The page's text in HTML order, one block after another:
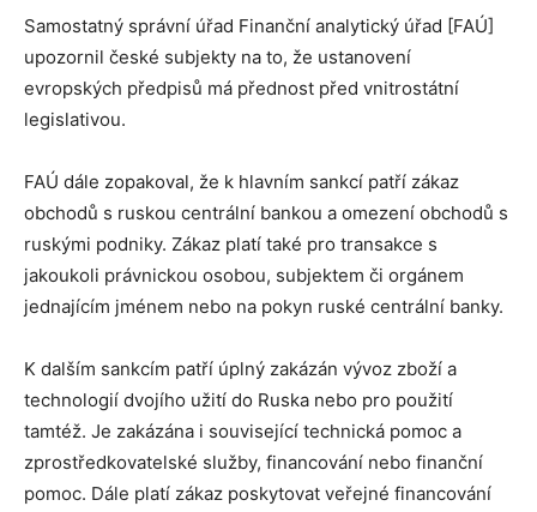
Samostatný správní úřad Finanční analytický úřad [FAÚ]
upozornil české subjekty na to, že ustanovení
evropských předpisů má přednost před vnitrostátní
legislativou.
FAÚ dále zopakoval, že k hlavním sankcí patří zákaz
obchodů s ruskou centrální bankou a omezení obchodů s
ruskými podniky. Zákaz platí také pro transakce s
jakoukoli právnickou osobou, subjektem či orgánem
jednajícím jménem nebo na pokyn ruské centrální banky.
K dalším sankcím patří úplný zakázán vývoz zboží a
technologií dvojího užití do Ruska nebo pro použití
tamtéž. Je zakázána i související technická pomoc a
zprostředkovatelské služby, financování nebo finanční
pomoc. Dále platí zákaz poskytovat veřejné financování